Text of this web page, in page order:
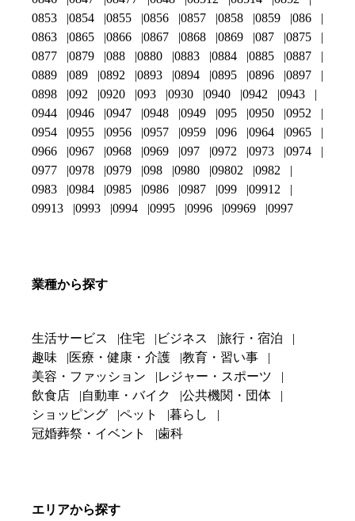
0853
0854 0855 0856 0857 0858 0859
086
0863
0865 0866 0867 0868 0869 087
0875
0877
0879 088 0880 0883 0884 0885
0887
0889
089 0892 0893 0894 0895 0896
0897
0898
092 0920 093 0930 0940 0942
0943
0944
0946 0947 0948 0949 095 0950
0952
0954
0955 0956 0957 0959 096 0964
0965
0966
0967 0968 0969 097 0972 0973
0974
0977
0978 0979 098 0980 09802
0982
0983
0984 0985 0986 0987 099
09912
09913
0993 0994 0995 0996 09969 0997
業種から探す
生活サービス 住宅 ビジネス
旅行・宿泊
趣味
医療・健康・介護
教育・習い事
美容・ファッション
レジャー・スポーツ
飲食店
自動車・バイク
公共機関・団体
ショッピング
ペット
暮らし
冠婚葬祭・イベント
歯科
エリアから探す